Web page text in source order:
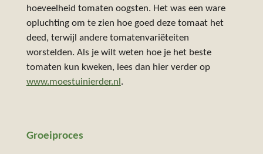
hoeveelheid tomaten oogsten. Het was een ware
opluchting om te zien hoe goed deze tomaat het
deed, terwijl andere tomatenvariëteiten
worstelden. Als je wilt weten hoe je het beste
tomaten kun kweken, lees dan hier verder op
www.moestuinierder.nl .
Groeiproces